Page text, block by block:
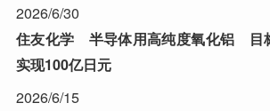
2026/6/30
住友化学 半导体用高纯度氧化铝 目
实现100亿日元
2026/6/15